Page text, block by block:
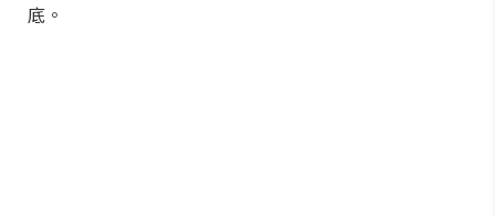
底。